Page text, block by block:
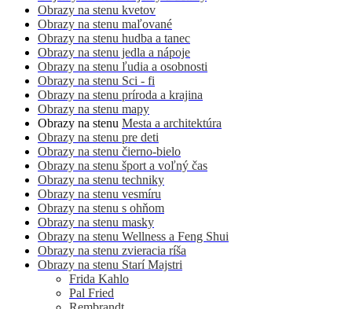
Obrazy na stenu kvetov
Obrazy na stenu maľované
Obrazy na stenu hudba a tanec
Obrazy na stenu jedla a nápoje
Obrazy na stenu ľudia a osobnosti
Obrazy na stenu Sci - fi
Obrazy na stenu príroda a krajina
Obrazy na stenu mapy
Obrazy na stenu Mesta a architektúra
Obrazy na stenu pre deti
Obrazy na stenu čierno-bielo
Obrazy na stenu šport a voľný čas
Obrazy na stenu techniky
Obrazy na stenu vesmíru
Obrazy na stenu s ohňom
Obrazy na stenu masky
Obrazy na stenu Wellness a Feng Shui
Obrazy na stenu zvieracia ríša
Obrazy na stenu Starí Majstri
Frida Kahlo
Pal Fried